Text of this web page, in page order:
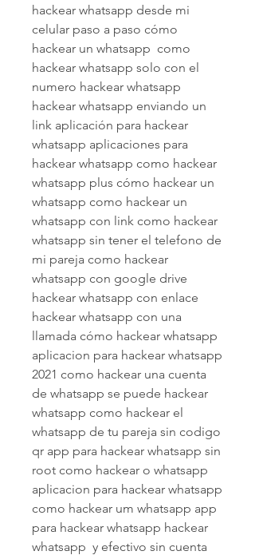
hackear whatsapp desde mi
celular paso a paso cómo
hackear un whatsapp  como
hackear whatsapp solo con el
numero hackear whatsapp
hackear whatsapp enviando un
link aplicación para hackear
whatsapp aplicaciones para
hackear whatsapp como hackear
whatsapp plus cómo hackear un
whatsapp como hackear un
whatsapp con link como hackear
whatsapp sin tener el telefono de
mi pareja como hackear
whatsapp con google drive
hackear whatsapp con enlace
hackear whatsapp con una
llamada cómo hackear whatsapp
aplicacion para hackear whatsapp
2021 como hackear una cuenta
de whatsapp se puede hackear
whatsapp como hackear el
whatsapp de tu pareja sin codigo
qr app para hackear whatsapp sin
root como hackear o whatsapp
aplicacion para hackear whatsapp
como hackear um whatsapp app
para hackear whatsapp hackear
whatsapp  y efectivo sin cuenta